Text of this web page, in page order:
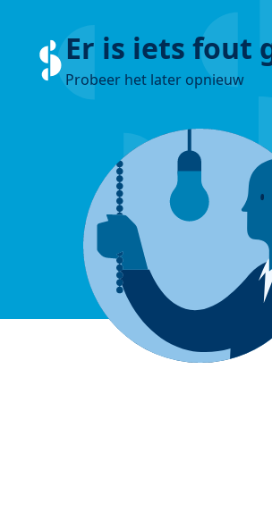
Er is iets fout
Probeer het later opnieuw